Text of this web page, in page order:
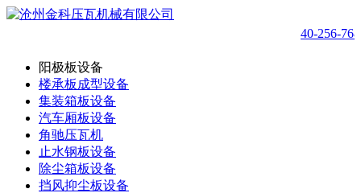
40-256-
阳极板设备
楼承板成型设备
集装箱板设备
汽车厢板设备
角驰压瓦机
止水钢板设备
除尘箱板设备
挡风抑尘板设备